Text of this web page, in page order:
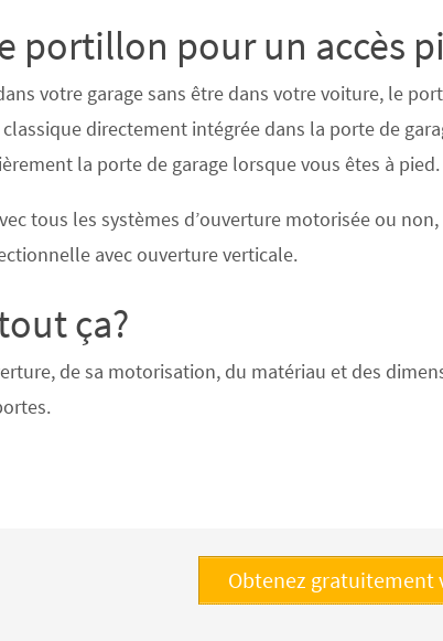
portillon pour un accès
votre garage sans être dans votre voiture, le
classique directement intégrée dans la porte de
la porte de garage lorsque vous êtes à pied.
tous les systèmes d’ouverture motorisée ou non,
avec ouverture verticale.
ça?
de sa motorisation, du matériau et des
Obtenez gratuitement